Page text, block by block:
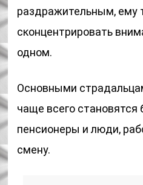
раздражительным, ему
сконцентрировать
одном.
Основными
чаще всего
пенсионеры и люди,
смену.